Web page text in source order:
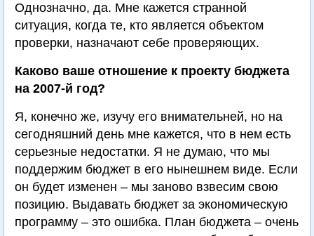
Однозначно, да. Мне кажется странной
ситуация, когда те, кто является объектом
проверки, назначают себе проверяющих.
Каково ваше отношение к проекту бюджета
на 2007-й год?
Я, конечно же, изучу его внимательней, но на
сегодняшний день мне кажется, что в нем есть
серьезные недостатки. Я не думаю, что мы
поддержим бюджет в его нынешнем виде. Если
он будет изменен – мы заново взвесим свою
позицию. Выдавать бюджет за экономическую
программу – это ошибка. План бюджета – очень